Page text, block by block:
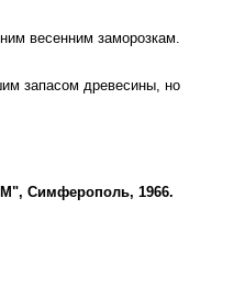
весенним заморозкам.
запасом древесины, но
Симферополь, 1966.